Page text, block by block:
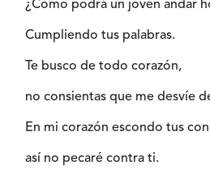
¿Cómo podrá un joven andar
Cumpliendo tus palabras.
Te busco de todo corazón,
no consientas que me desvíe
En mi corazón escondo tus
así no pecaré contra ti.